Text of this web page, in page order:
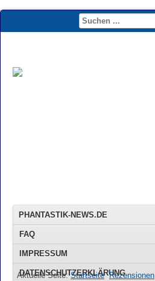
PHANTASTIK-NEWS.DE
FAQ
IMPRESSUM
DATENSCHUTZERKLÄRUNG
Aktuelle Seite:Startseite Rezensionen